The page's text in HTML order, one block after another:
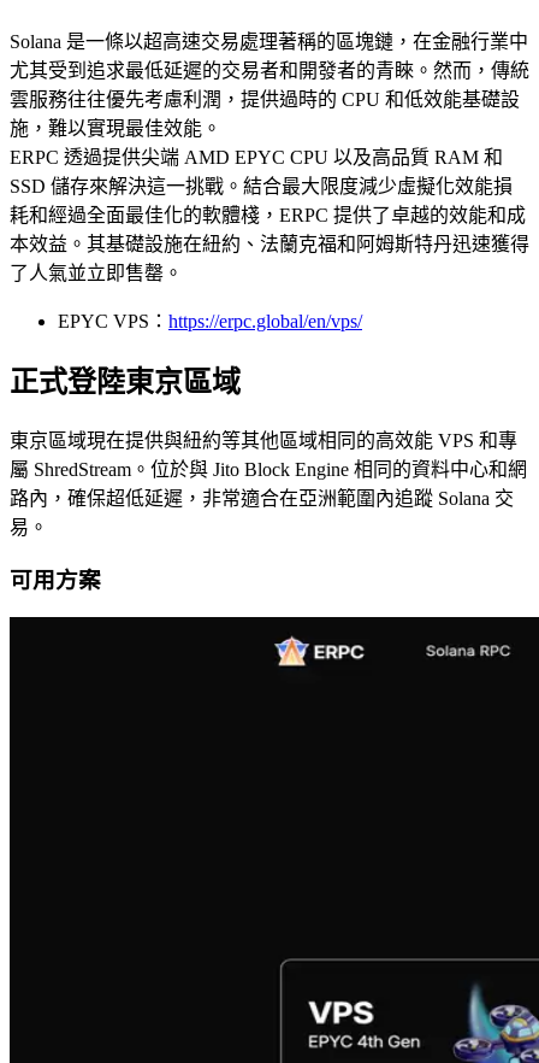
Solana 是一條以超高速交易處理著稱的區塊鏈，在金融行業中
尤其受到追求最低延遲的交易者和開發者的青睞。然而，傳統
雲服務往往優先考慮利潤，提供過時的 CPU 和低效能基礎設
施，難以實現最佳效能。
ERPC 透過提供尖端 AMD EPYC CPU 以及高品質 RAM 和
SSD 儲存來解決這一挑戰。結合最大限度減少虛擬化效能損
耗和經過全面最佳化的軟體棧，ERPC 提供了卓越的效能和成
本效益。其基礎設施在紐約、法蘭克福和阿姆斯特丹迅速獲得
了人氣並立即售罄。
EPYC VPS： https://erpc.global/en/vps/
正式登陸東京區域
東京區域現在提供與紐約等其他區域相同的高效能 VPS 和專
屬 ShredStream。位於與 Jito Block Engine 相同的資料中心和網
路內，確保超低延遲，非常適合在亞洲範圍內追蹤 Solana 交
易。
可用方案